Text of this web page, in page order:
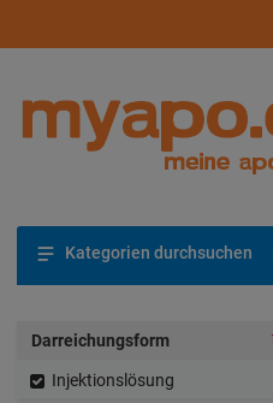
Kategorien durchsuchen
Darreichungsform
Injektionslösung